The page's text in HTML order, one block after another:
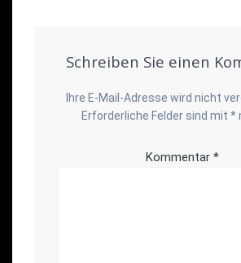
Schreiben Sie einen
Ihre E-Mail-Adresse wird nicht
Erforderliche Felder sind mit *
Kommentar *